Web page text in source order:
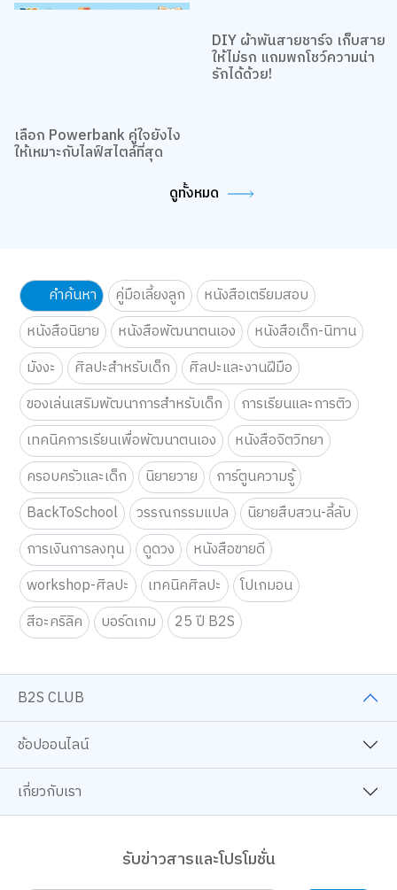
เลือก Powerbank คู่ใจยังไง
ให้เหมาะกับไลฟ์สไตล์ที่สุด
ดูทั้งหมด
คำค้นหา คู่มือเลี้ยงลูก
หนังสือเตรียมสอบ
หนังสือนิยาย
หนังสือพัฒนาตนเอง
หนังสือเด็ก-นิทาน
มังงะ
ศิลปะสำหรับเด็ก
ศิลปะและงานฝีมือ
ของเล่นเสริมพัฒนาการสำหรับเด็ก
การเรียนและการติว
เทคนิคการเรียนเพื่อพัฒนาตนเอง
หนังสือจิตวิทยา
ครอบครัวและเด็ก
นิยายวาย
การ์ตูนความรู้
BackToSchool
วรรณกรรมแปล
นิยายสืบสวน-ลี้ลับ
การเงินการลงทุน
ดูดวง
หนังสือขายดี
workshop-ศิลปะ
เทคนิคศิลปะ
โปเกมอน
สีอะคริลิค
บอร์ดเกม 25 ปี B2S